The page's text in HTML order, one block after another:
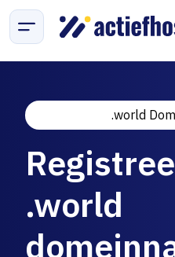
.world
.world